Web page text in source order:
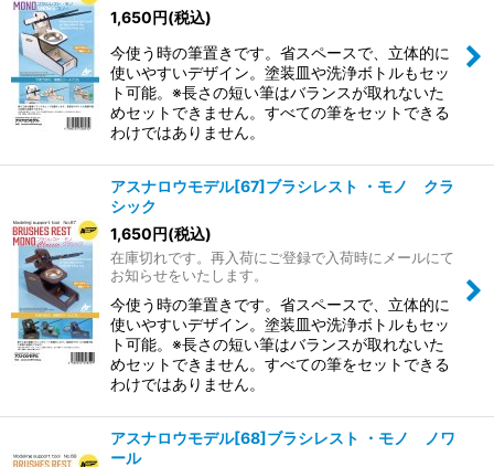
1,650円(税込)
今使う時の筆置きです。省スペースで、立体的に
使いやすいデザイン。塗装皿や洗浄ボトルもセッ
ト可能。※長さの短い筆はバランスが取れないた
めセットできません。すべての筆をセットできる
わけではありません。
アスナロウモデル[67]ブラシレスト ・モノ クラ
シック
1,650円(税込)
在庫切れです。再入荷にご登録で入荷時にメールにて
お知らせをいたします。
今使う時の筆置きです。省スペースで、立体的に
使いやすいデザイン。塗装皿や洗浄ボトルもセッ
ト可能。※長さの短い筆はバランスが取れないた
めセットできません。すべての筆をセットできる
わけではありません。
アスナロウモデル[68]ブラシレスト ・モノ ノワ
ール